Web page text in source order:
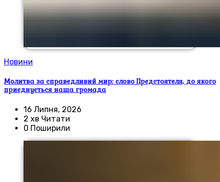
Новини
Молитва за справедливий мир: слово Предстоятеля, до якого
приєднується наша громада
16 Липня, 2026
2 хв Читати
0 Поширили